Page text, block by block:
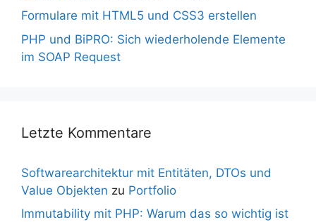
Formulare mit HTML5 und CSS3 erstellen
PHP und BiPRO: Sich wiederholende Elemente
im SOAP Request
Letzte Kommentare
Softwarearchitektur mit Entitäten, DTOs und
Value Objekten zu Portfolio
Immutability mit PHP: Warum das so wichtig ist